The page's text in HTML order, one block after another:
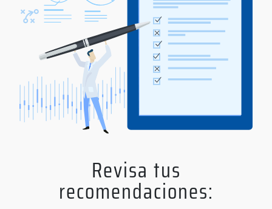
Revisa tus
recomendaciones: